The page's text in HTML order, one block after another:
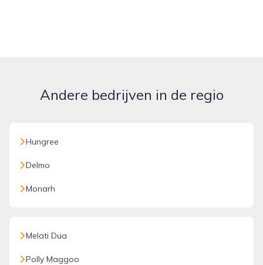
Andere bedrijven in de regio
Hungree
Delmo
Monarh
Melati Dua
Polly Maggoo